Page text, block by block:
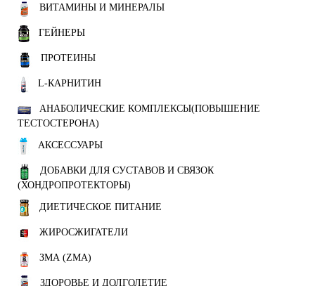
ВИТАМИНЫ И МИНЕРАЛЫ
ГЕЙНЕРЫ
ПРОТЕИНЫ
L-КАРНИТИН
АНАБОЛИЧЕСКИЕ КОМПЛЕКСЫ(ПОВЫШЕНИЕ
ТЕСТОСТЕРОНА)
АКСЕССУАРЫ
ДОБАВКИ ДЛЯ СУСТАВОВ И СВЯЗОК
(ХОНДРОПРОТЕКТОРЫ)
ДИЕТИЧЕСКОЕ ПИТАНИЕ
ЖИРОСЖИГАТЕЛИ
ЗМА (ZMA)
ЗДОРОВЬЕ И ДОЛГОЛЕТИЕ